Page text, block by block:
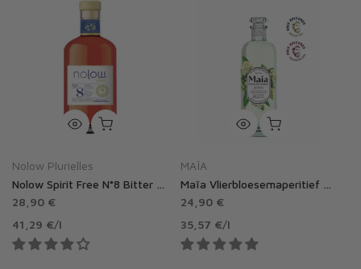
Nolow Plurielles
28,90 €
41,29 €/l
MAÏA
24,90 €
35,57 €/l